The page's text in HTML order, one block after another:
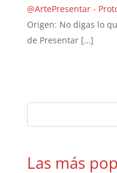
@ArtePresentar -
Origen: No digas lo
de Presentar […]
Las más